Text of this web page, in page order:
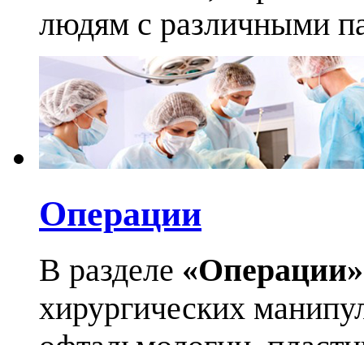
людям с различными
Операции
В разделе «Операции»
хирургических